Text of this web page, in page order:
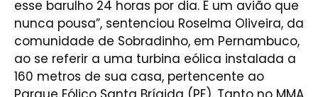
esse barulho 24 horas por dia. É um avião que
nunca pousa”, sentenciou Roselma Oliveira, da
comunidade de Sobradinho, em Pernambuco,
ao se referir a uma turbina eólica instalada a
160 metros de sua casa, pertencente ao